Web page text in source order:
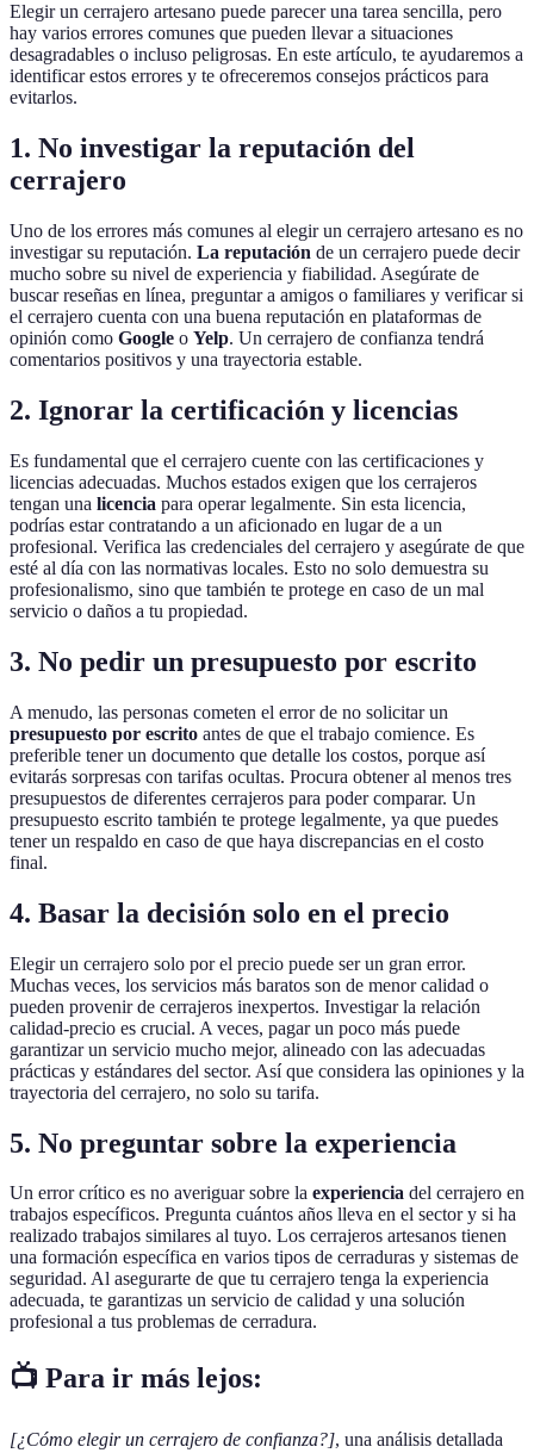
Elegir un cerrajero artesano puede parecer una tarea sencilla, pero
hay varios errores comunes que pueden llevar a situaciones
desagradables o incluso peligrosas. En este artículo, te ayudaremos a
identificar estos errores y te ofreceremos consejos prácticos para
evitarlos.
1. No investigar la reputación del
cerrajero
Uno de los errores más comunes al elegir un cerrajero artesano es no
investigar su reputación. La reputación de un cerrajero puede decir
mucho sobre su nivel de experiencia y fiabilidad. Asegúrate de
buscar reseñas en línea, preguntar a amigos o familiares y verificar si
el cerrajero cuenta con una buena reputación en plataformas de
opinión como Google o Yelp. Un cerrajero de confianza tendrá
comentarios positivos y una trayectoria estable.
2. Ignorar la certificación y licencias
Es fundamental que el cerrajero cuente con las certificaciones y
licencias adecuadas. Muchos estados exigen que los cerrajeros
tengan una licencia para operar legalmente. Sin esta licencia,
podrías estar contratando a un aficionado en lugar de a un
profesional. Verifica las credenciales del cerrajero y asegúrate de que
esté al día con las normativas locales. Esto no solo demuestra su
profesionalismo, sino que también te protege en caso de un mal
servicio o daños a tu propiedad.
3. No pedir un presupuesto por escrito
A menudo, las personas cometen el error de no solicitar un
presupuesto por escrito antes de que el trabajo comience. Es
preferible tener un documento que detalle los costos, porque así
evitarás sorpresas con tarifas ocultas. Procura obtener al menos tres
presupuestos de diferentes cerrajeros para poder comparar. Un
presupuesto escrito también te protege legalmente, ya que puedes
tener un respaldo en caso de que haya discrepancias en el costo
final.
4. Basar la decisión solo en el precio
Elegir un cerrajero solo por el precio puede ser un gran error.
Muchas veces, los servicios más baratos son de menor calidad o
pueden provenir de cerrajeros inexpertos. Investigar la relación
calidad-precio es crucial. A veces, pagar un poco más puede
garantizar un servicio mucho mejor, alineado con las adecuadas
prácticas y estándares del sector. Así que considera las opiniones y la
trayectoria del cerrajero, no solo su tarifa.
5. No preguntar sobre la experiencia
Un error crítico es no averiguar sobre la experiencia del cerrajero en
trabajos específicos. Pregunta cuántos años lleva en el sector y si ha
realizado trabajos similares al tuyo. Los cerrajeros artesanos tienen
una formación específica en varios tipos de cerraduras y sistemas de
seguridad. Al asegurarte de que tu cerrajero tenga la experiencia
adecuada, te garantizas un servicio de calidad y una solución
profesional a tus problemas de cerradura.
📺 Para ir más lejos:
[¿Cómo elegir un cerrajero de confianza?], una análisis detallada